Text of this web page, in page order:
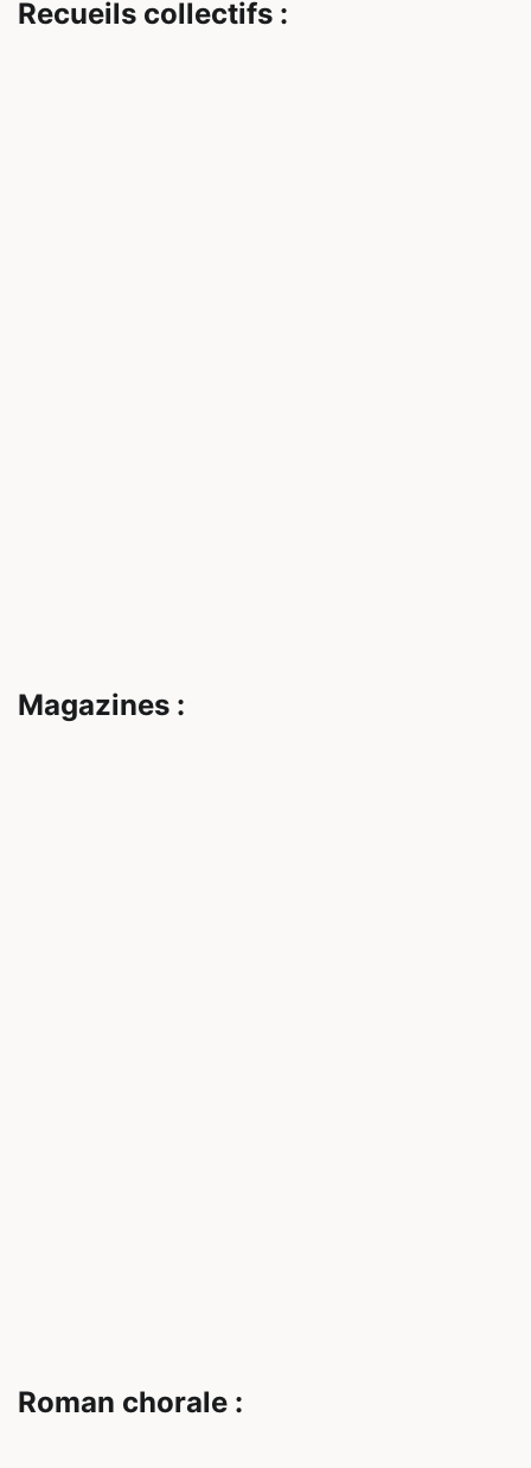
Recueils collectifs :
Magazines :
Roman chorale :